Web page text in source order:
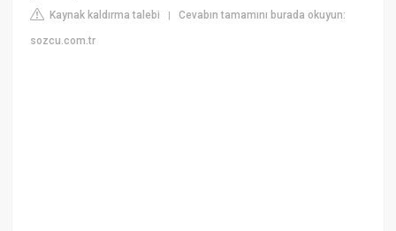
Kaynak kaldırma talebi |Cevabın tamamını burada okuyun:
sozcu.com.tr